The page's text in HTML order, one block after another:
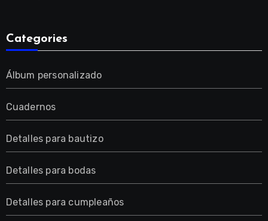
Categories
Álbum personalizado
Cuadernos
Detalles para bautizo
Detalles para bodas
Detalles para cumpleaños